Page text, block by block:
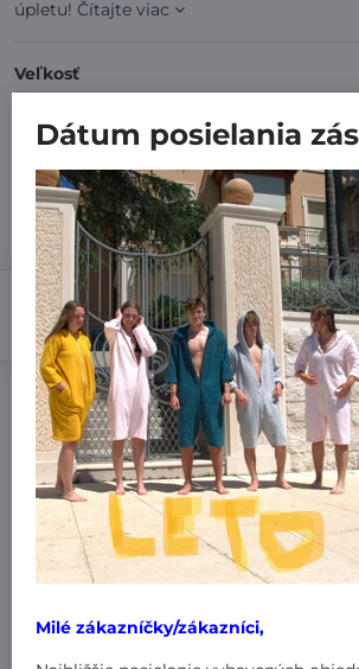
úpletu! Čítajte viac
Veľkosť
7 dní
31,99 €
Do
Pridať k Obľúbeným
Doručenia
Výrobca:MiniPlanet
Nákup za:
60,99 € doručíme za 3,99 €
101 € a viac doručíme zadarmo
Dátum posielania
Milé zákazníčky/zákazníci,